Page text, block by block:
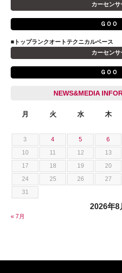
岩井 裕一
石川 成一郎
荒居 力哉
荻野 雅史
菊池 大誠
藤本 京弥
西川 諒
アルファロメオ
キャデラック
クライスラー
クライスラージープ
スズキ
ダッジ
テスラ
トヨタ
ニッサン
フェラーリ
フォルクスワーゲン
ポルシェ
カーセンサ
ＧＯＯ
■トップランクオートテクニカルベース
カーセンサ
ＧＯＯ
NEWS&MEDIA
2026年8
月 火 水 木
3
4 5 6
10
11 12 13
17
18 19 20
24
25 26 27
31
« 7月